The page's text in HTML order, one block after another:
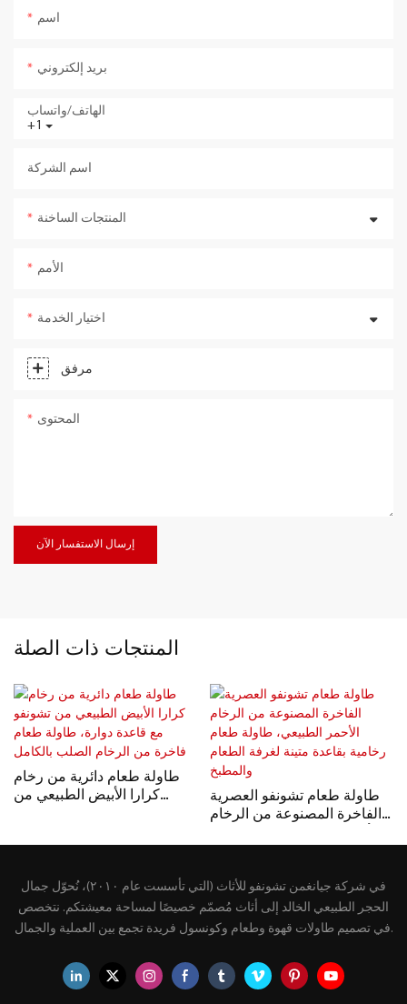
اسم
بريد إلكتروني
+1
الهاتف/واتساب
اسم الشركة
المنتجات الساخنة
الأمم
اختيار الخدمة
مرفق
المحتوى
إرسال الاستفسار الآن
المنتجات ذات الصلة
طاولة طعام دائرية من رخام
كرارا الأبيض الطبيعي من
طاولة طعام تشونفو العصرية
الفاخرة المصنوعة من الرخام
في شركة جيانغمن تشونفو للأثاث (التي تأسست عام ٢٠١٠)، نُحوّل جمال
الحجر الطبيعي الخالد إلى أثاث مُصمّم خصيصًا لمساحة معيشتكم. نتخصص
في تصميم طاولات قهوة وطعام وكونسول فريدة تجمع بين العملية والجمال.